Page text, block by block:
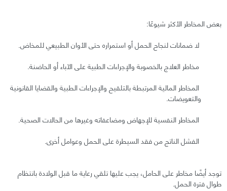
بعض المخاطر الأكثر شيوعًا:
لا ضمانات لنجاح الحمل أو استمراره حتى الأوان الطبيعي للمخاض.
مخاطر العلاج بالخصوبة والإجراءات الطبية على الآباء أو الحاضنة.
المخاطر المالية المرتبطة بالتلقيح والإجراءات الطبية والقضايا القانونية
والتعويضات.
المخاطر النفسية للإجهاض ومضاعفاته وغيرها من الحالات الصحية.
الفشل الناتج من فقد السيطرة على الحمل وعوامل أخرى.
توجد أيضًا مخاطر على الحامل، يجب عليها تلقي رعاية ما قبل الولادة بانتظام
طوال فترة الحمل.